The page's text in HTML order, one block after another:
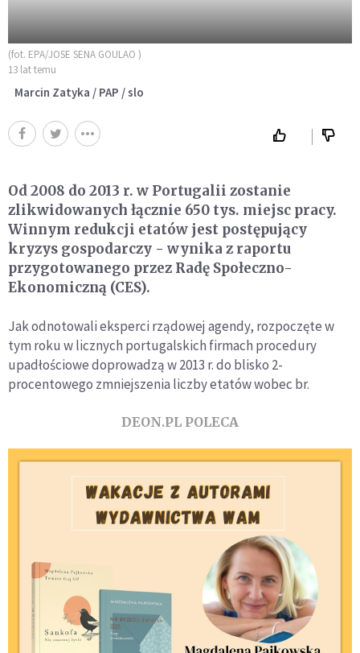
(fot. EPA/JOSE SENA GOULAO )
13 lat temu
Marcin Zatyka / PAP / slo
Od 2008 do 2013 r. w Portugalii zostanie
zlikwidowanych łącznie 650 tys. miejsc pracy.
Winnym redukcji etatów jest postępujący
kryzys gospodarczy - wynika z raportu
przygotowanego przez Radę Społeczno-
Ekonomiczną (CES).
Jak odnotowali eksperci rządowej agendy, rozpoczęte w
tym roku w licznych portugalskich firmach procedury
upadłościowe doprowadzą w 2013 r. do blisko 2-
procentowego zmniejszenia liczby etatów wobec br.
DEON.PL POLECA